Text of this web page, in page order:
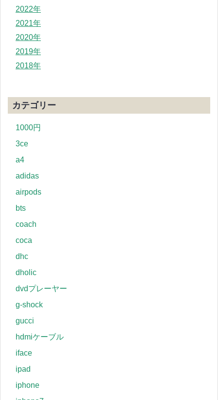
2022年
2021年
2020年
2019年
2018年
カテゴリー
1000円
3ce
a4
adidas
airpods
bts
coach
coca
dhc
dholic
dvdプレーヤー
g-shock
gucci
hdmiケーブル
iface
ipad
iphone